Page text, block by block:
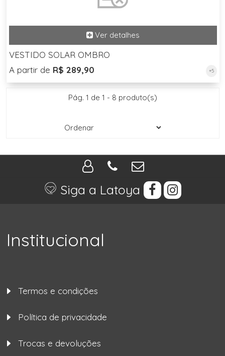
VESTIDO SOLAR OMBRO
A partir de R$ 289,90 +5
Pág. 1 de 1 - 8 produto(s)
Siga a Latoya
Institucional
Termos e condições
Política de privacidade
Trocas e devoluções